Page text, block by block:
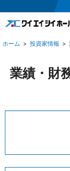
投資家情報
業績・財